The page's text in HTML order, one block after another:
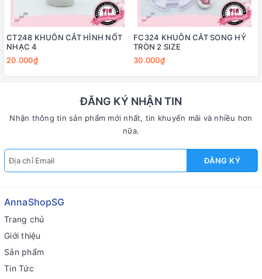
CT248 KHUÔN CẮT HÌNH NỐT
NHẠC 4
20.000₫
FC324 KHUÔN CẮT SONG HỶ
TRÒN 2 SIZE
30.000₫
ĐĂNG KÝ NHẬN TIN
Nhận thông tin sản phẩm mới nhất, tin khuyến mãi và nhiều hơn
nữa.
ĐĂNG KÝ
AnnaShopSG
Trang chủ
Giới thiệu
Sản phẩm
Tin Tức